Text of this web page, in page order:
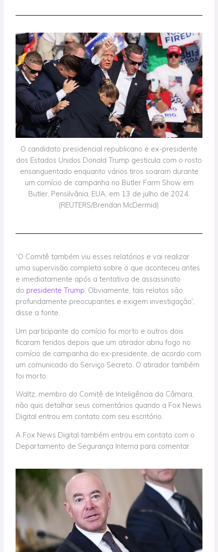
O candidato presidencial republicano e ex-presidente
dos Estados Unidos Donald Trump gesticula com o rosto
ensanguentado enquanto vários tiros soaram durante
um comício de campanha no Butler Farm Show em
Butler, Pensilvânia, EUA, em 13 de julho de 2024.
(REUTERS/Brendan McDermid)
“O Comitê também viu esses relatórios e vai realizar
uma supervisão completa sobre o que aconteceu antes
e imediatamente após a tentativa de assassinato
do presidente Trump. Obviamente, tais relatos são
profundamente preocupantes e exigem investigação”,
disse a fonte.
Um participante do comício foi morto e outros dois
ficaram feridos depois que um atirador abriu fogo no
comício de campanha do ex-presidente, de acordo com
um comunicado do Serviço Secreto. O atirador também
foi morto.
Waltz, membro do Comitê de Inteligência da Câmara,
não quis detalhar seus comentários quando a Fox News
Digital entrou em contato com seu escritório.
A Fox News Digital também entrou em contato com o
Departamento de Segurança Interna para comentar.